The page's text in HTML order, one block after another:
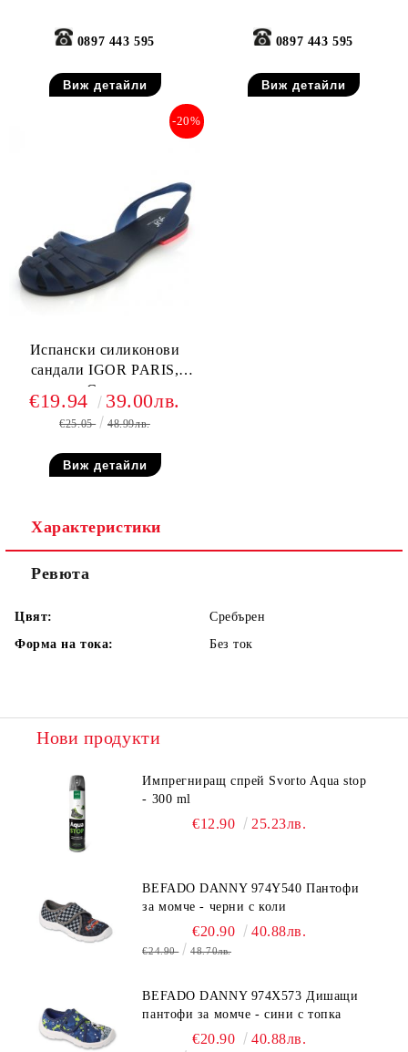
0897 443 595
Виж детайли
0897 443 595
Виж детайли
Испански силиконови
сандали IGOR PARIS,
Сини
-20%
€19.94 39.00лв.
€25.05 48.99лв.
Виж детайли
Характеристики
Ревюта
Цвят:
Сребърен
Форма на тока:
Без ток
Нови продукти
Импрегниращ спрей Svorto Aqua stop
- 300 ml
€12.90 25.23лв.
BEFADO DANNY 974Y540 Пантофи
за момче - черни с коли
€20.90 40.88лв.
€24.90 48.70лв.
BEFADO DANNY 974X573 Дишащи
пантофи за момче - сини с топка
€20.90 40.88лв.